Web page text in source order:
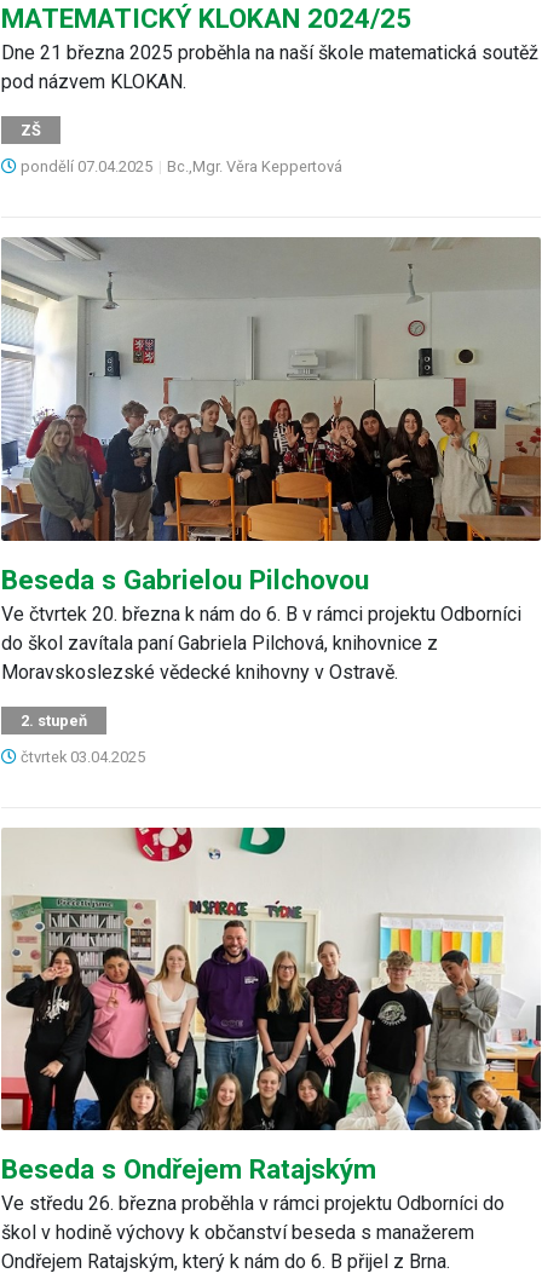
MATEMATICKÝ KLOKAN 2024/25
Dne 21 března 2025 proběhla na naší škole matematická soutěž
pod názvem KLOKAN.
ZŠ
pondělí 07.04.2025 | Bc.,Mgr. Věra Keppertová
Beseda s Gabrielou Pilchovou
Ve čtvrtek 20. března k nám do 6. B v rámci projektu Odborníci
do škol zavítala paní Gabriela Pilchová, knihovnice z
Moravskoslezské vědecké knihovny v Ostravě.
2. stupeň
čtvrtek 03.04.2025
Beseda s Ondřejem Ratajským
Ve středu 26. března proběhla v rámci projektu Odborníci do
škol v hodině výchovy k občanství beseda s manažerem
Ondřejem Ratajským, který k nám do 6. B přijel z Brna.